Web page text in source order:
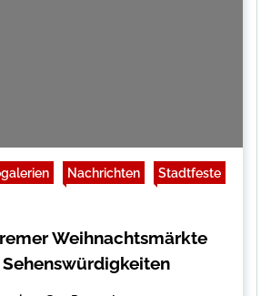
Nachrichten Stadtfeste
Weihnachtsmärkte